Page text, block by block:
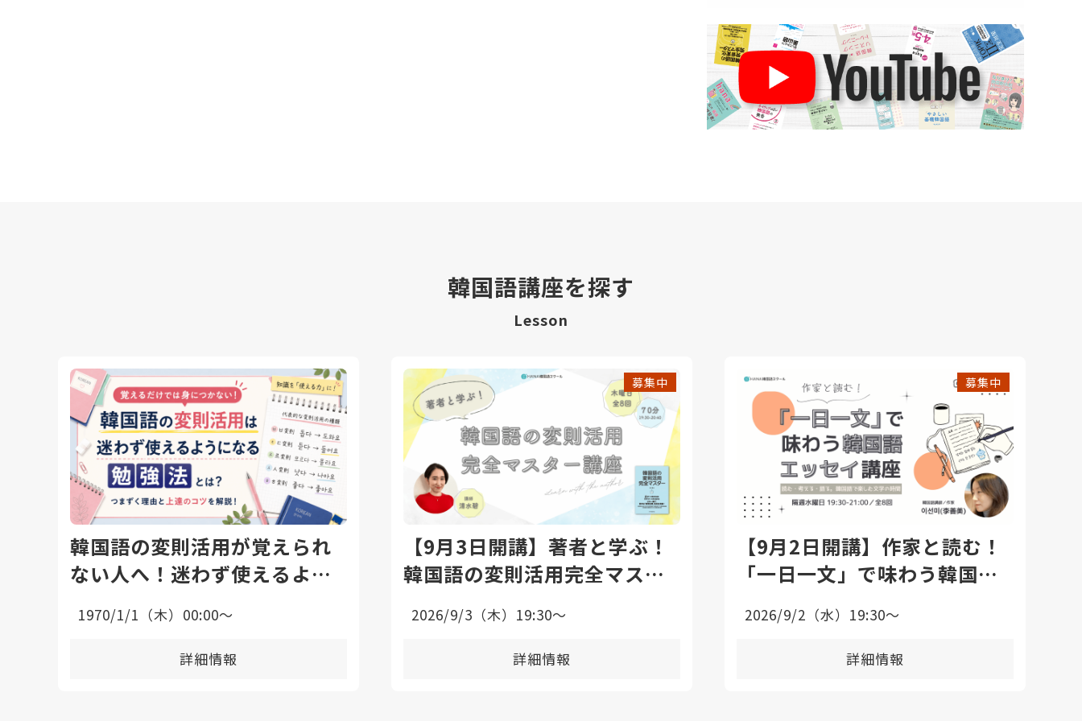
韓国語講座を探す
Lesson
韓国語の変則活用が覚えられ
ない人へ！迷わず使えるよう
1970/1/1（木）00:00〜
詳細情報
募集中
【9月3日開講】著者と学ぶ！
韓国語の変則活用完全マスタ
2026/9/3（木）19:30〜
詳細情報
募集中
【9月2日開講】作家と読む！
「一日一文」で味わう韓国語
2026/9/2（水）19:30〜
詳細情報